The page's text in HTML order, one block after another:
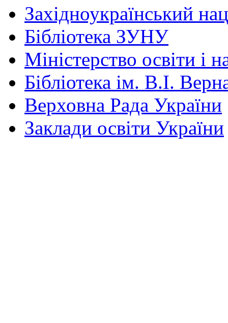
Західноукраїнський
Бібліотека ЗУНУ
Міністерство освіти і
Бібліотека ім. В.І.
Верховна Рада України
Заклади освіти України